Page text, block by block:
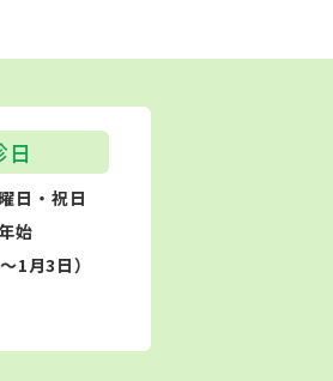
日
日・祝日
始
1月3日）